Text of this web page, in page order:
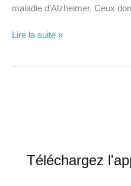
maladie d’Alzheimer. Ceux
Mémoire:
Lire la suite »
Téléchargez